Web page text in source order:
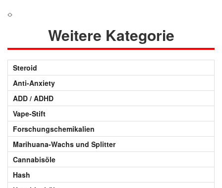
Weitere Kategorie
Steroid
Anti-Anxiety
ADD / ADHD
Vape-Stift
Forschungschemikalien
Marihuana-Wachs und Splitter
Cannabisöle
Hash